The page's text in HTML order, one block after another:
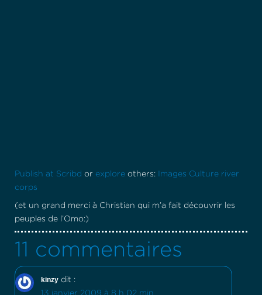
Publish at Scribd or explore others: Images Culture river
corps
(et un grand merci à Christian qui m’a fait découvrir les
peuples de l’Omo:)
11 commentaires
kinzy dit :
13 janvier 2009 à 8 h 02 min